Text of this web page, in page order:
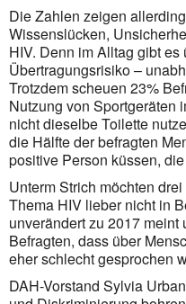
Die Zahlen zeigen
Wissenslücken,
HIV. Denn im Alltag gibt es
Übertragungsrisiko –
Trotzdem scheuen 23%
Nutzung von Sportgeräten
nicht dieselbe Toilette
die Hälfte der befragten
positive Person küssen,
Unterm Strich möchten
Thema HIV lieber nicht in
unverändert zu 2017
Befragten, dass über
eher schlecht gesprochen
DAH-Vorstand Sylvia